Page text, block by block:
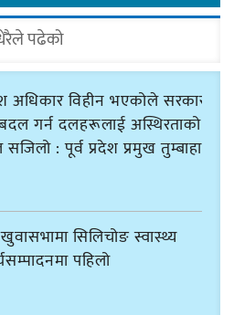
पढेको
अधिकार विहीन भएकोले सरकार
गर्न दलहरूलाई अस्थिरताको
: पूर्व प्रदेश प्रमुख तुम्बाहाङ
सिलिचोङ स्वास्थ्य
पहिलो